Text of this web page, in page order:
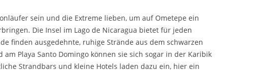
sein und die Extreme lieben, um auf Ometepe ein
Die Insel im Lago de Nicaragua bietet für jeden
finden ausgedehnte, ruhige Strände aus dem schwarzen
am Playa Santo Domingo können sie sich sogar in der Karibik
Strandbars und kleine Hotels laden dazu ein, hier ein